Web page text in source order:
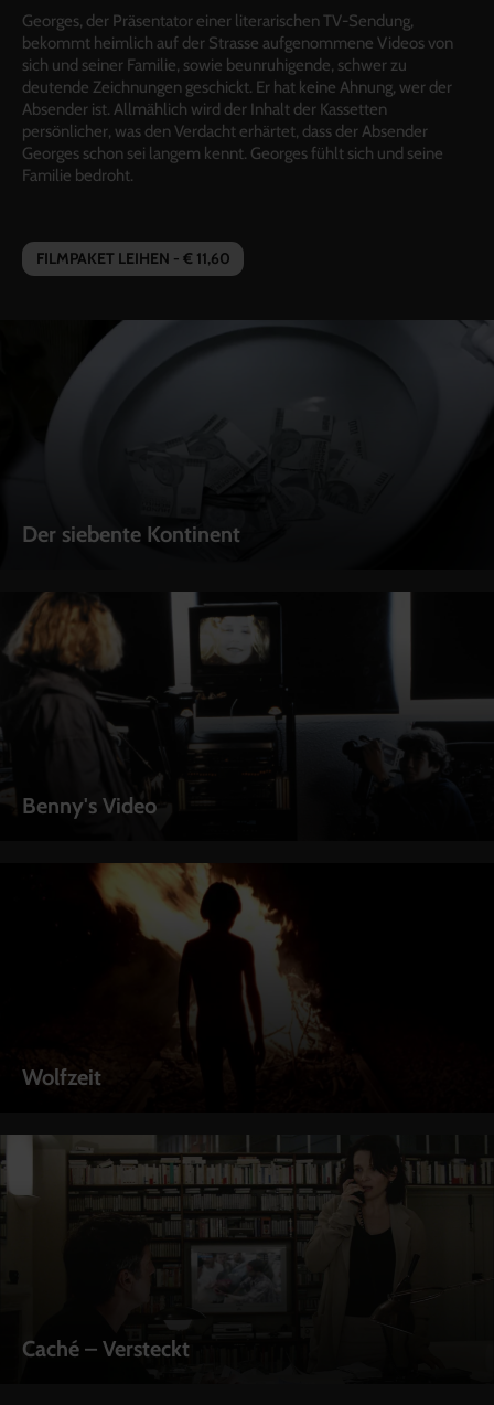
Georges, der Präsentator einer literarischen TV-Sendung,
bekommt heimlich auf der Strasse aufgenommene Videos von
sich und seiner Familie, sowie beunruhigende, schwer zu
deutende Zeichnungen geschickt. Er hat keine Ahnung, wer der
Absender ist. Allmählich wird der Inhalt der Kassetten
persönlicher, was den Verdacht erhärtet, dass der Absender
Georges schon sei langem kennt. Georges fühlt sich und seine
Familie bedroht.
FILMPAKET LEIHEN - € 11,60
Der siebente Kontinent
Benny's Video
Wolfzeit
Caché – Versteckt